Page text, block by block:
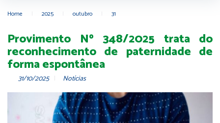
Home 2025 outubro 31
Provimento Nº 348/2025 trata do
reconhecimento de paternidade de
forma espontânea
31/10/2025 Notícias